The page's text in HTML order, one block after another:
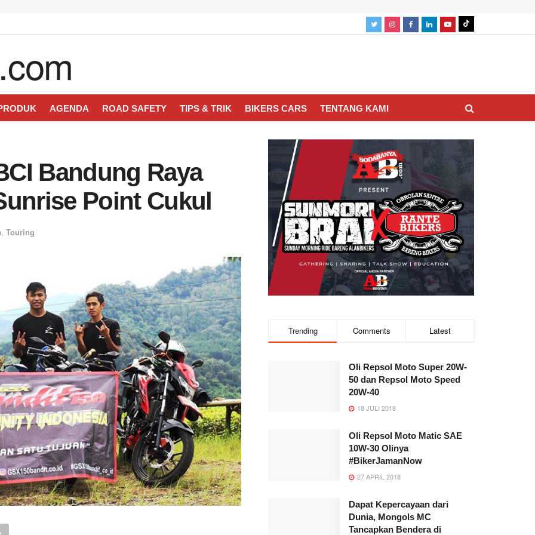
AGENDA ROAD SAFETY TIPS & TRIK BIKERS CARS TENTANG KAMI
Bandung Raya
Point Cukul
, Touring
Trending Comments Latest
Oli Repsol Moto Super 20W-
50 dan Repsol Moto Speed
20W-40
18 JULI 2018
Oli Repsol Moto Matic SAE
10W-30 Olinya
#BikerJamanNow
27 APRIL 2018
Dapat Kepercayaan dari
Dunia, Mongols MC
Tancapkan Bendera di